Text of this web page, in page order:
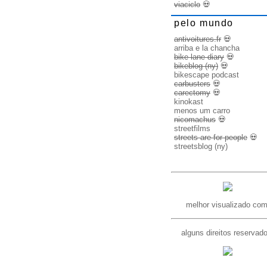
viaciclo 💀
pelo mundo
antivoitures.fr 💀
arriba e la chancha
bike lane diary 💀
bikeblog (ny) 💀
bikescape podcast
carbusters 💀
carectomy 💀
kinokast
menos um carro
nicomachus 💀
streetfilms
streets are for people 💀
streetsblog (ny)
melhor visualizado
alguns direitos